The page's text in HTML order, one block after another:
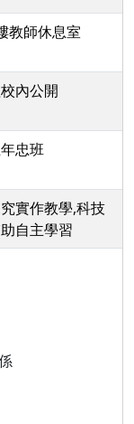
教師休息室
內公開
忠班
實作教學,科技
自主學習